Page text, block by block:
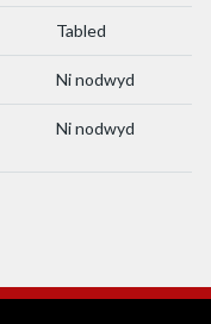
Tabled
Ni nodwyd
Ni nodwyd